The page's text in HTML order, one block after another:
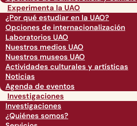
Experimenta la UAO
¿Por qué estudiar en la UAO?
Opciones de internacionalización
Laboratorios UAO
Nuestros medios UAO
Nuestros museos UAO
Actividades culturales y artísticas
Noticias
Agenda de eventos
Investigaciones
Investigaciones
¿Quiénes somos?